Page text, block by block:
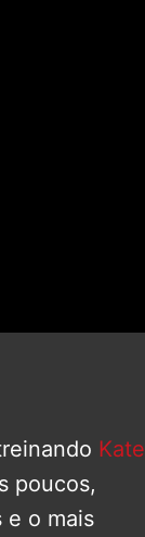
Kate
poucos,
e o mais